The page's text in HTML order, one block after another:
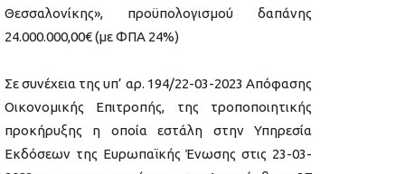
Θεσσαλονίκης», προϋπολογισμού δαπάνης
24.000.000,00€ (με ΦΠΑ 24%)
Σε συνέχεια της υπ’ αρ. 194/22-03-2023 Απόφασης
Οικονομικής Επιτροπής, της τροποποιητικής
προκήρυξης η οποία εστάλη στην Υπηρεσία
Εκδόσεων της Ευρωπαϊκής Ένωσης στις 23-03-